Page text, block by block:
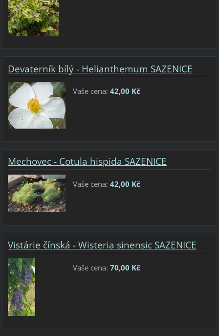
Devaterník bílý - Helianthemum SAZENICE
Vaše cena: 42,00 Kč
Mechovec - Cotula hispida SAZENICE
Vaše cena: 42,00 Kč
Vistárie čínská - Wisteria sinensic SAZENICE
Vaše cena: 70,00 Kč